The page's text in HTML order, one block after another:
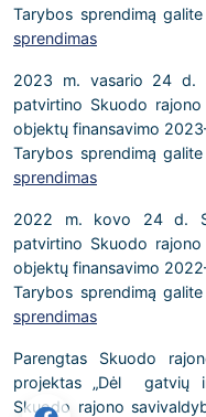
Tarybos sprendimą
sprendimas
2023 m. vasario 24 d.
patvirtino Skuodo
objektų finansavimo
Tarybos sprendimą
sprendimas
2022 m. kovo 24 d.
patvirtino Skuodo
objektų finansavimo
Tarybos sprendimą
sprendimas
Parengtas Skuodo
projektas „Dėl gatvių
Skuodo rajono